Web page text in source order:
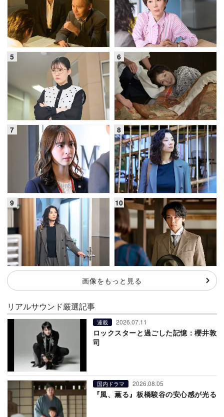
画像をもっと見る
リアルサウンド厳選記事
連載 2026.07.11
ロックスターと過ごした記憶：櫻井敦
司
国内ドラマ 2026.08.05
『風、薫る』板橋駿谷の安心感が光る